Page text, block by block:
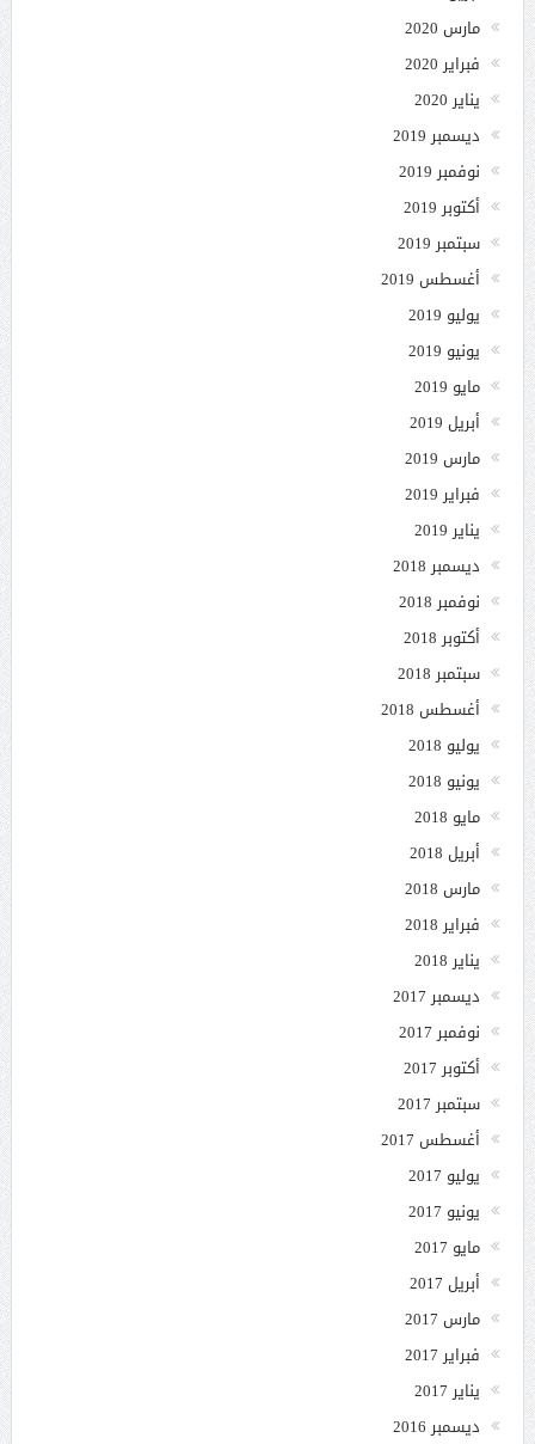
مارس 2020
فبراير 2020
يناير 2020
ديسمبر 2019
نوفمبر 2019
أكتوبر 2019
سبتمبر 2019
أغسطس 2019
يوليو 2019
يونيو 2019
مايو 2019
أبريل 2019
مارس 2019
فبراير 2019
يناير 2019
ديسمبر 2018
نوفمبر 2018
أكتوبر 2018
سبتمبر 2018
أغسطس 2018
يوليو 2018
يونيو 2018
مايو 2018
أبريل 2018
مارس 2018
فبراير 2018
يناير 2018
ديسمبر 2017
نوفمبر 2017
أكتوبر 2017
سبتمبر 2017
أغسطس 2017
يوليو 2017
يونيو 2017
مايو 2017
أبريل 2017
مارس 2017
فبراير 2017
يناير 2017
ديسمبر 2016